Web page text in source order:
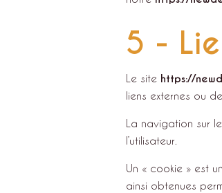
5 -
Le site https://
liens externes ou
La navigation sur
l’utilisateur.
Un « cookie » est
ainsi obtenues